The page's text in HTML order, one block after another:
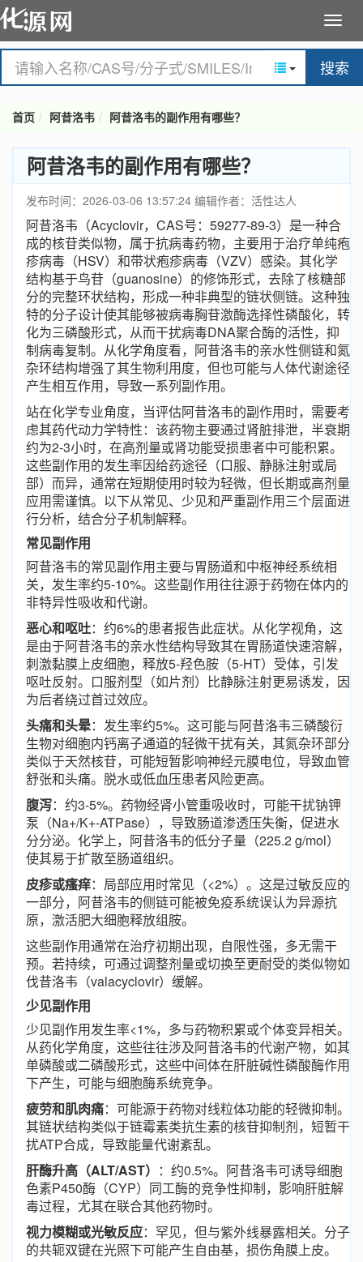
搜索
首页 阿昔洛韦 阿昔洛韦的副作用有哪些？
阿昔洛韦的副作用有哪些？
发布时间：2026-03-06 13:57:24 编辑作者：活性达人
阿昔洛韦（Acyclovir，CAS号：59277-89-3）是一种合
成的核苷类似物，属于抗病毒药物，主要用于治疗单纯疱
疹病毒（HSV）和带状疱疹病毒（VZV）感染。其化学
结构基于鸟苷（guanosine）的修饰形式，去除了核糖部
分的完整环状结构，形成一种非典型的链状侧链。这种独
特的分子设计使其能够被病毒胸苷激酶选择性磷酸化，转
化为三磷酸形式，从而干扰病毒DNA聚合酶的活性，抑
制病毒复制。从化学角度看，阿昔洛韦的亲水性侧链和氮
杂环结构增强了其生物利用度，但也可能与人体代谢途径
产生相互作用，导致一系列副作用。
站在化学专业角度，当评估阿昔洛韦的副作用时，需要考
虑其药代动力学特性：该药物主要通过肾脏排泄，半衰期
约为2-3小时，在高剂量或肾功能受损患者中可能积累。
这些副作用的发生率因给药途径（口服、静脉注射或局
部）而异，通常在短期使用时较为轻微，但长期或高剂量
应用需谨慎。以下从常见、少见和严重副作用三个层面进
行分析，结合分子机制解释。
常见副作用
阿昔洛韦的常见副作用主要与胃肠道和中枢神经系统相
关，发生率约5-10%。这些副作用往往源于药物在体内的
非特异性吸收和代谢。
恶心和呕吐：约6%的患者报告此症状。从化学视角，这
是由于阿昔洛韦的亲水性结构导致其在胃肠道快速溶解，
刺激黏膜上皮细胞，释放5-羟色胺（5-HT）受体，引发
呕吐反射。口服剂型（如片剂）比静脉注射更易诱发，因
为后者绕过首过效应。
头痛和头晕：发生率约5%。这可能与阿昔洛韦三磷酸衍
生物对细胞内钙离子通道的轻微干扰有关，其氮杂环部分
类似于天然核苷，可能短暂影响神经元膜电位，导致血管
舒张和头痛。脱水或低血压患者风险更高。
腹泻：约3-5%。药物经肾小管重吸收时，可能干扰钠钾
泵（Na+/K+-ATPase），导致肠道渗透压失衡，促进水
分分泌。化学上，阿昔洛韦的低分子量（225.2 g/mol）
使其易于扩散至肠道组织。
皮疹或瘙痒：局部应用时常见（<2%）。这是过敏反应的
一部分，阿昔洛韦的侧链可能被免疫系统误认为异源抗
原，激活肥大细胞释放组胺。
这些副作用通常在治疗初期出现，自限性强，多无需干
预。若持续，可通过调整剂量或切换至更耐受的类似物如
伐昔洛韦（valacyclovir）缓解。
少见副作用
少见副作用发生率<1%，多与药物积累或个体变异相关。
从药化学角度，这些往往涉及阿昔洛韦的代谢产物，如其
单磷酸或二磷酸形式，这些中间体在肝脏碱性磷酸酶作用
下产生，可能与细胞酶系统竞争。
疲劳和肌肉痛：可能源于药物对线粒体功能的轻微抑制。
其链状结构类似于链霉素类抗生素的核苷抑制剂，短暂干
扰ATP合成，导致能量代谢紊乱。
肝酶升高（ALT/AST） ：约0.5%。阿昔洛韦可诱导细胞
色素P450酶（CYP）同工酶的竞争性抑制，影响肝脏解
毒过程，尤其在联合其他药物时。
视力模糊或光敏反应：罕见，但与紫外线暴露相关。分子
的共轭双键在光照下可能产生自由基，损伤角膜上皮。